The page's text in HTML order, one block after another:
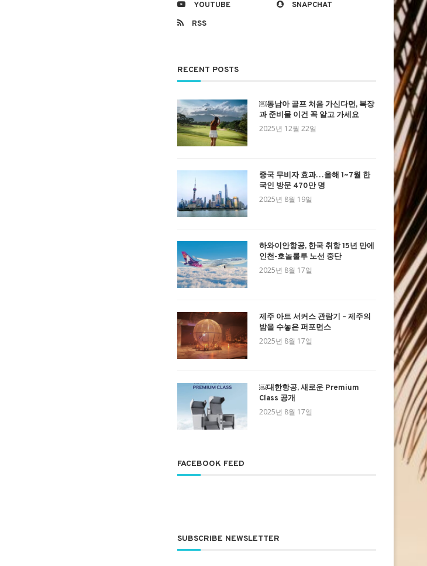
YOUTUBE
SNAPCHAT
RSS
RECENT POSTS
￼동남아 골프 처음 가신다면, 복장
과 준비물 이건 꼭 알고 가세요
2025년 12월 22일
중국 무비자 효과…올해 1~7월 한
국인 방문 470만 명
2025년 8월 19일
하와이안항공, 한국 취항 15년 만에
인천-호놀룰루 노선 중단
2025년 8월 17일
제주 아트 서커스 관람기 – 제주의
밤을 수놓은 퍼포먼스
2025년 8월 17일
￼대한항공, 새로운 Premium
Class 공개
2025년 8월 17일
FACEBOOK FEED
SUBSCRIBE NEWSLETTER